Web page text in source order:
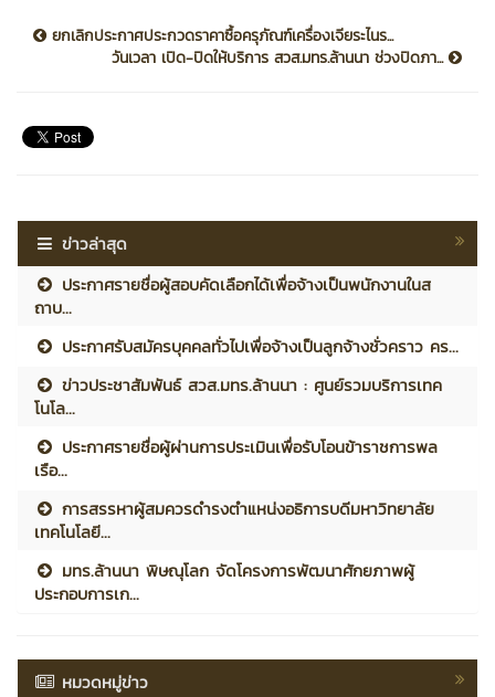
ยกเลิกประกาศประกวดราคาซื้อครุภัณฑ์เครื่องเจียระไนร...
วันเวลา เปิด-ปิดให้บริการ สวส.มทร.ล้านนา ช่วงปิดภา...
ข่าวล่าสุด
ประกาศรายชื่อผู้สอบคัดเลือกได้เพื่อจ้างเป็นพนักงานในส
ถาบ...
ประกาศรับสมัครบุคคลทั่วไปเพื่อจ้างเป็นลูกจ้างชั่วคราว คร...
ข่าวประชาสัมพันธ์ สวส.มทร.ล้านนา : ศูนย์รวมบริการเทค
โนโล...
ประกาศรายชื่อผู้ผ่านการประเมินเพื่อรับโอนข้าราชการพล
เรือ...
การสรรหาผู้สมควรดำรงตำแหน่งอธิการบดีมหาวิทยาลัย
เทคโนโลยี...
มทร.ล้านนา พิษณุโลก จัดโครงการพัฒนาศักยภาพผู้
ประกอบการเก...
หมวดหมู่ข่าว